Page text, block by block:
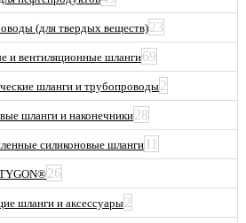
(для твердых веществ)23
и вентиляционные шланги69
шланги и трубопроводы2
шланги и наконечники28
силиконовые шланги11
26
шланги и аксессуары2